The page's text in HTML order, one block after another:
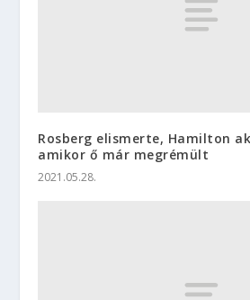
Rosberg elismerte, Hamilton
amikor ő már megrémült
2021.05.28.